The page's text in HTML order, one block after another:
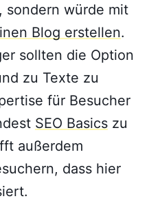
sondern würde mit
Blog erstellen.
sollten die Option
zu Texte zu
für Besucher
SEO Basicszu
außerdem
dass hier